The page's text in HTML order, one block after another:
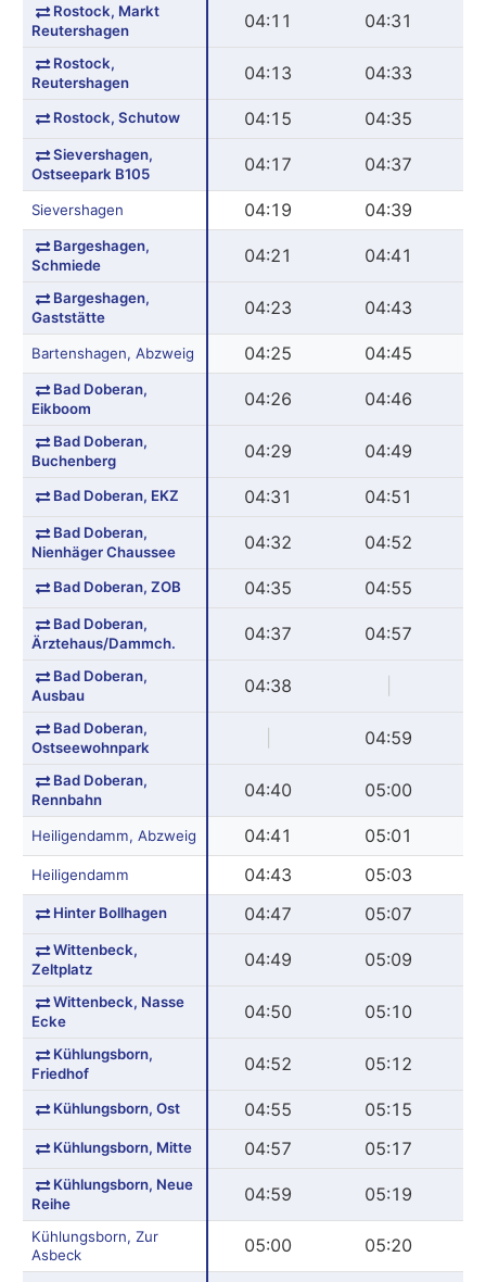
Rostock, Markt
Reutershagen
04:11 04:31
Rostock,
Reutershagen
04:13 04:33
Rostock, Schutow 04:15 04:35
Sievershagen,
Ostseepark B105
04:17 04:37
Sievershagen 04:19 04:39
Bargeshagen,
Schmiede
04:21 04:41
Bargeshagen,
Gaststätte
04:23 04:43
Bartenshagen, Abzweig 04:25 04:45
Bad Doberan,
Eikboom
04:26 04:46
Bad Doberan,
Buchenberg
04:29 04:49
Bad Doberan, EKZ 04:31 04:51
Bad Doberan,
Nienhäger Chaussee
04:32 04:52
Bad Doberan, ZOB 04:35 04:55
Bad Doberan,
Ärztehaus/Dammch.
04:37 04:57
Bad Doberan,
Ausbau
04:38
Bad Doberan,
Ostseewohnpark
04:59
Bad Doberan,
Rennbahn
04:40 05:00
Heiligendamm, Abzweig 04:41 05:01
Heiligendamm 04:43 05:03
Hinter Bollhagen 04:47 05:07
Wittenbeck,
Zeltplatz
04:49 05:09
Wittenbeck, Nasse
Ecke
04:50 05:10
Kühlungsborn,
Friedhof
04:52 05:12
Kühlungsborn, Ost 04:55 05:15
Kühlungsborn, Mitte 04:57 05:17
Kühlungsborn, Neue
Reihe
04:59 05:19
Kühlungsborn, Zur
Asbeck
05:00 05:20